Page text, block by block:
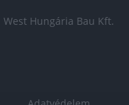
West Hungária Bau Kft.